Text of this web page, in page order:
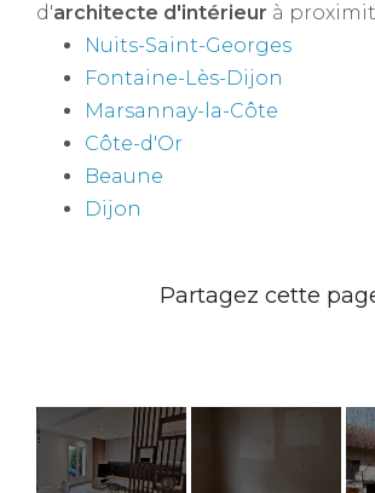
d'architecte d'intérieur à
Nuits-Saint-Georges
Fontaine-Lès-Dijon
Marsannay-la-Côte
Côte-d'Or
Beaune
Dijon